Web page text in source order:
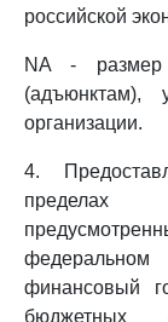
российской
NA - размер
(адъюнктам),
организации.
4.
пределах
финансовый
бюджетных